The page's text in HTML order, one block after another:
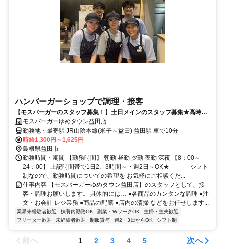
ハンバーガーショップで調理・接客
【モスバーガーのスタッフ募集！】土日メインのスタッフ募集★高時
給！1日2時間～,短時間OK！週2日～OK！
モスバーガーゆめタウン益田店
勤務地・最寄駅 JR山陰本線(米子～益田) 益田駅 車で10分
時給1,300円～1,625円
島根県益田市
勤務時間・期間 【勤務時間】 朝勤 昼勤 夕勤 夜勤 深夜 【8：00～
24：00】 上記時間帯で1日2、3時間～・週2日～OK★ ――― シフト
制なので、勤務時間についての希望を お気軽にご相談くだ...
仕事内容 【モスバーガーゆめタウン益田店】のスタッフとして、接
客・調理お願いします。 具体的には… ●各商品のカンタンな調理 ●注
文・お会計 レジ業務 ●商品の配膳 ●店内の清掃 などをお任せします...
業界未経験者歓迎 扶養内勤務OK 副業・WワークOK
主婦・主夫歓迎
フリーター歓迎
未経験者歓迎 制服貸与 週2・3日からOK シフト制
前へ 1 2 3 4 5 次へ